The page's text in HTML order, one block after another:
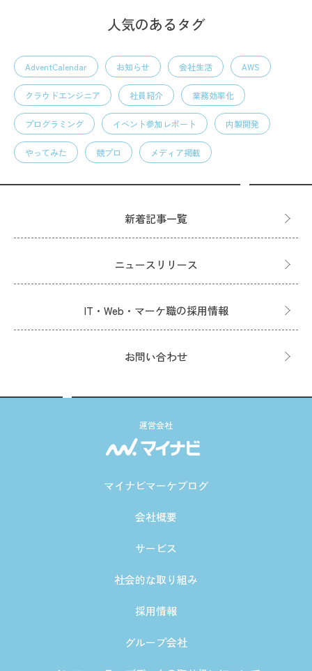
人気のあるタグ
AdventCalendar お知らせ 会社生活 AWS
クラウドエンジニア 社員紹介 業務効率化
プログラミング イベント参加レポート 内製開発
やってみた 競プロ メディア掲載
新着記事一覧
ニュースリリース
IT・Web・マーケ職の採用情報
お問い合わせ
運営会社
マイナビマーケブログ
会社概要
サービス
社会的な取り組み
採用情報
グループ会社